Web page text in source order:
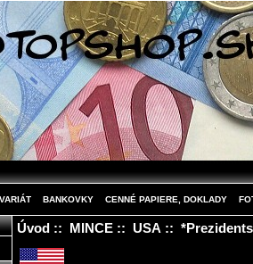
BANKOVKY CENNÉ PAPIERE, DOKLADY
Úvod:: MINCE:: USA ::